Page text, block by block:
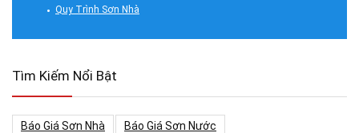
Quy Trình Sơn Nhà
Tìm Kiếm Nổi Bật
Báo Giá Sơn Nhà
Báo Giá Sơn Nước